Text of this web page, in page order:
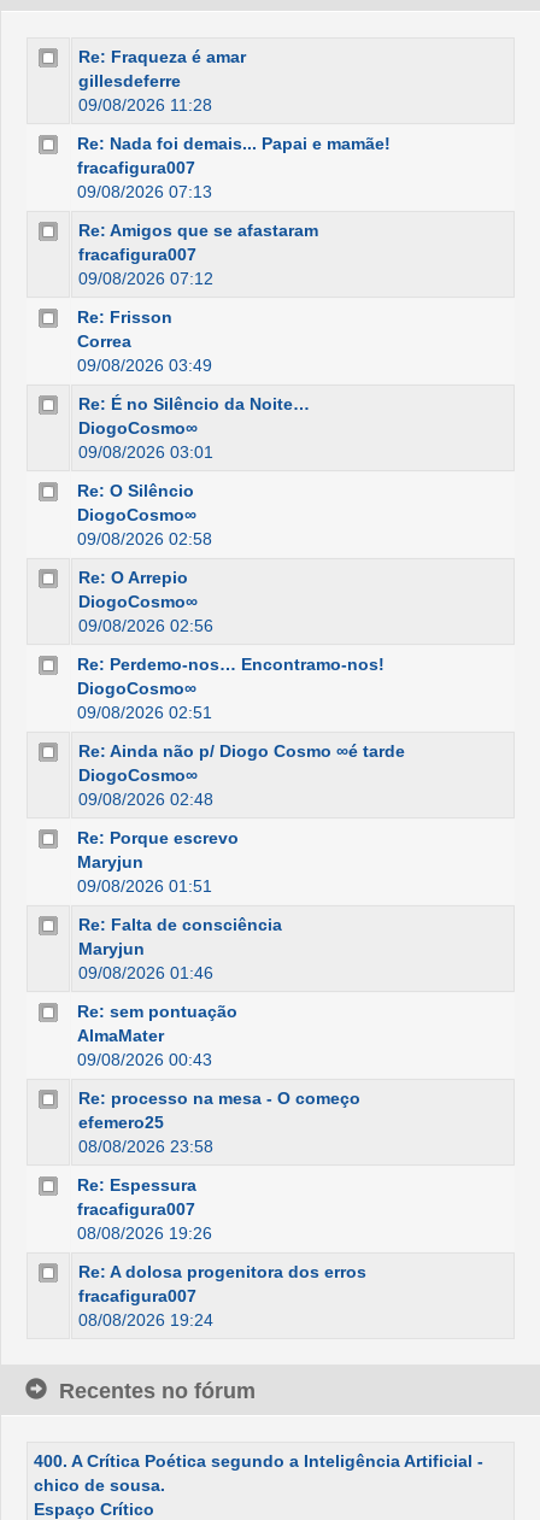
Re: Fraqueza é amar
gillesdeferre
09/08/2026 11:28
Re: Nada foi demais... Papai e mamãe!
fracafigura007
09/08/2026 07:13
Re: Amigos que se afastaram
fracafigura007
09/08/2026 07:12
Re: Frisson
Correa
09/08/2026 03:49
Re: É no Silêncio da Noite…
DiogoCosmo∞
09/08/2026 03:01
Re: O Silêncio
DiogoCosmo∞
09/08/2026 02:58
Re: O Arrepio
DiogoCosmo∞
09/08/2026 02:56
Re: Perdemo-nos… Encontramo-nos!
DiogoCosmo∞
09/08/2026 02:51
Re: Ainda não p/ Diogo Cosmo ∞é tarde
DiogoCosmo∞
09/08/2026 02:48
Re: Porque escrevo
Maryjun
09/08/2026 01:51
Re: Falta de consciência
Maryjun
09/08/2026 01:46
Re: sem pontuação
AlmaMater
09/08/2026 00:43
Re: processo na mesa - O começo
efemero25
08/08/2026 23:58
Re: Espessura
fracafigura007
08/08/2026 19:26
Re: A dolosa progenitora dos erros
fracafigura007
08/08/2026 19:24
Recentes no fórum
400. A Crítica Poética segundo a Inteligência Artificial -
chico de sousa.
Espaço Crítico